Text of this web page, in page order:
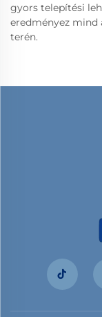
gyors telepítési
eredményez
terén.